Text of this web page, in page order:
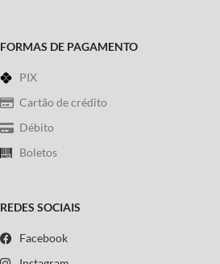
FORMAS DE PAGAMENTO
PIX
Cartão de crédito
Débito
Boletos
REDES SOCIAIS
Facebook